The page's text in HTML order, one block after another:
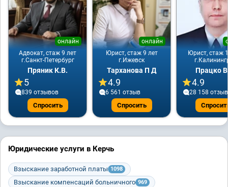
Адвокат, стаж 9 лет
онлайн
г.Санкт-Петербург
Пряник К.В.
5
839 отзывов
Спросить
Юрист, стаж 9 лет
онлайн
г.Ижевск
Тарханова П Д
4.9
6 561 отзыв
Спросить
Юрист, стаж
Працко
4.9
28 158
Юридические услуги в Керчь
Взыскание заработной платы 1098
Взыскание компенсаций больничного 969